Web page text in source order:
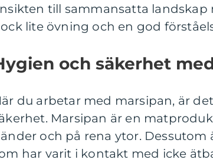
till sammansatta
lite övning och en god
och säkerhet
du arbetar med marsipan, är
Marsipan är en
och på rena ytor.
har varit i kontakt med icke